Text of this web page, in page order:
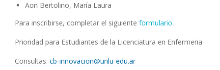
Aon Bertolino, María Laura
Para inscribirse, completar el siguiente formulario.
Prioridad para Estudiantes de la Licenciatura en Enfermeria
Consultas: cb-innovacion@unlu-edu.ar